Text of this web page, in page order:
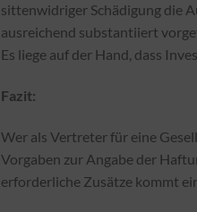
sittenwidriger Schädigung die
ausreichend substantiiert
Es liege auf der Hand, dass
Fazit:
Wer als Vertreter für eine
Vorgaben zur Angabe der
erforderliche Zusätze kommt